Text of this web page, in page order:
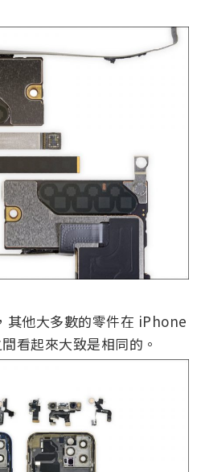
其他大多數的零件在 iPhone
看起來大致是相同的。